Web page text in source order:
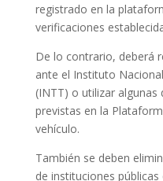
registrado en la
verificaciones
De lo contrario, deberá
ante el Instituto
(INTT) o utilizar
previstas en la
vehículo.
También se deben
de instituciones públicas